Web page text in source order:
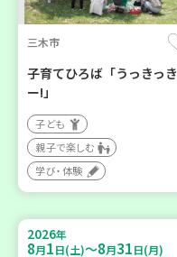
三木市
子育てひろば「うっきっき
ー!」
子ども
親子で楽しむ
学び・体験
2026年
8月1日(土)～8月31日(月)